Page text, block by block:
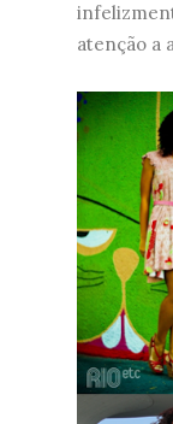
atenção a